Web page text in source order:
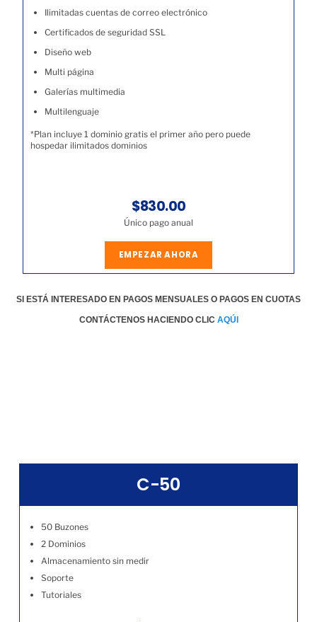
Ilimitadas cuentas de correo electrónico
Certificados de seguridad SSL
Diseño web
Multi página
Galerías multimedia
Multilenguaje
*Plan incluye 1 dominio gratis el primer año pero puede
hospedar ilimitados dominios
$830.00
Único pago anual
EMPEZAR AHORA
SI ESTÁ INTERESADO EN PAGOS MENSUALES O PAGOS EN CUOTAS
CONTÁCTENOS HACIENDO CLIC AQÚI
C-50
50 Buzones
2 Dominios
Almacenamiento sin medir
Soporte
Tutoriales